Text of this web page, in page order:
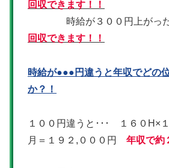
回収できます！！
時給が３００円上がっ
回収できます！！
時給が●●●円違うと年収でどの
か？！
１００円違うと･･･ １６０H×
月＝１９２,０００円 年収で約